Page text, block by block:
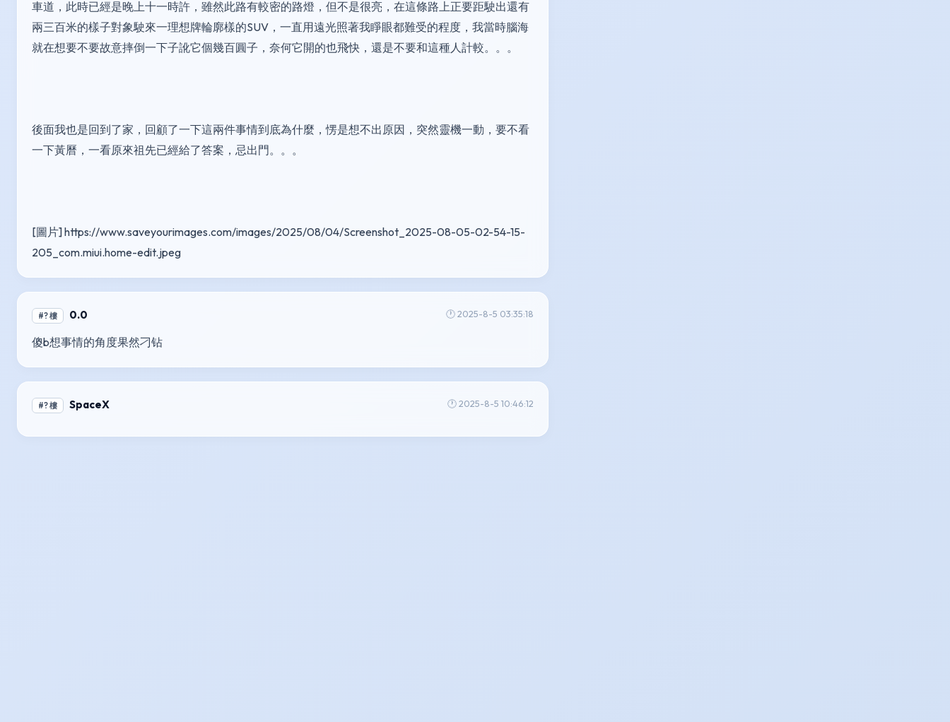
車道，此時已經是晚上十一時許，雖然此路有較密的路燈，但不是很亮，在這條路上正要距駛出還有
兩三百米的樣子對象駛來一理想牌輪廓樣的SUV，一直用遠光照著我睜眼都難受的程度，我當時腦海
就在想要不要故意摔倒一下子訛它個幾百圓子，奈何它開的也飛快，還是不要和這種人計較。。。
後面我也是回到了家，回顧了一下這兩件事情到底為什麼，愣是想不出原因，突然靈機一動，要不看
一下黃曆，一看原來祖先已經給了答案，忌出門。。。
[圖片] https://www.saveyourimages.com/images/2025/08/04/Screenshot_2025-08-05-02-54-15-
205_com.miui.home-edit.jpeg
#? 樓 0.0 🕐 2025-8-5 03:35:18
傻b想事情的角度果然刁钻
#? 樓 SpaceX 🕐 2025-8-5 10:46:12